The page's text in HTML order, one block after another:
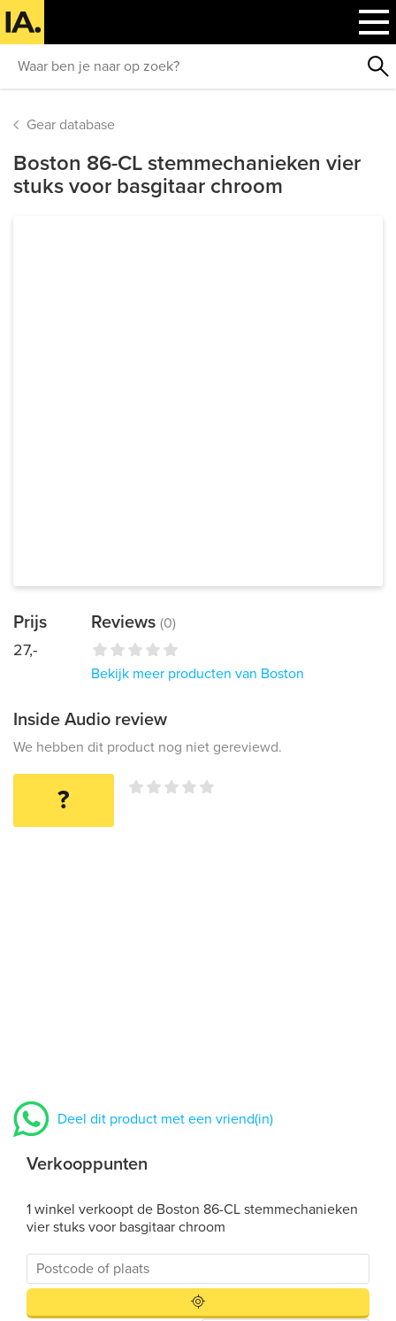
Gear database
Boston 86-CL stemmechanieken vier
stuks voor basgitaar chroom
Prijs
27,-
Reviews (0)
Bekijk meer producten van Boston
Inside Audio review
We hebben dit product nog niet gereviewd.
?
Deel dit product met een vriend(in)
Verkooppunten
1 winkel verkoopt de Boston 86-CL stemmechanieken
vier stuks voor basgitaar chroom